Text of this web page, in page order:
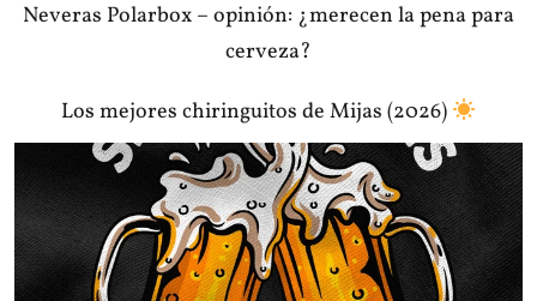
Neveras Polarbox – opinión: ¿merecen la pena para
cerveza?
Los mejores chiringuitos de Mijas (2026)